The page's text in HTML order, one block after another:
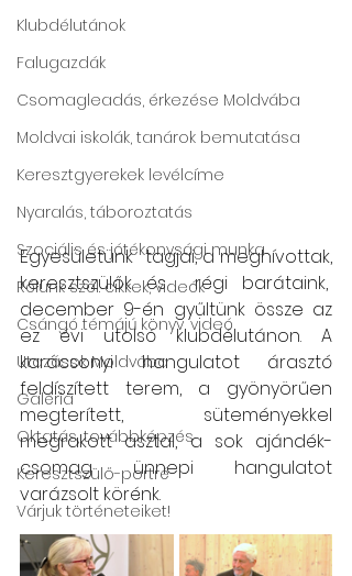
Klubdélutánok
Falugazdák
Csomagleadás, érkezése Moldvába
Moldvai iskolák, tanárok bemutatása
Keresztgyerekek levélcíme
Nyaralás, táboroztatás
Szociális és jótékonysági munka
Rólunk szól: cikkek, videók
Csángó témájú könyv, videó
Utazások Moldvába
Galéria
Oktatás, továbbképzés
Keresztszülő-portré
Várjuk történeteiket!
Egyesületünk  tagjai, a meghívottak,
keresztszülők és  régi barátaink,
december 9-én gyűltünk össze az
ez évi utolsó klubdélutánon. A
karácsonyi hangulatot árasztó
feldíszített terem, a gyönyörűen
megterített, süteményekkel
megrakott asztal, a sok ajándék-
csomag ünnepi hangulatot
varázsolt körénk.